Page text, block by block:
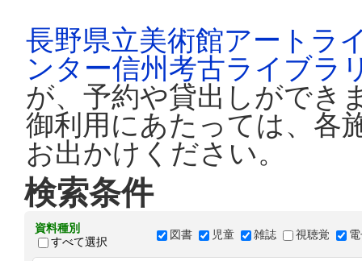
長野県立美術館アートラ
ンター信州考古ライブラ
が、予約や貸出しができ
御利用にあたっては、各
お出かけください。
検索条件
資料種別
すべて選択
図書 児童 雑誌 視聴覚